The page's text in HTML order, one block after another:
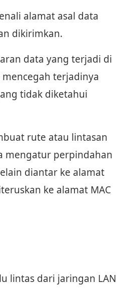
alamat asal data
dikirimkan.
data yang terjadi di
terjadinya
tidak diketahui
rute atau lintasan
mengatur perpindahan
diantar ke alamat
ke alamat MAC
lintas dari jaringan LAN